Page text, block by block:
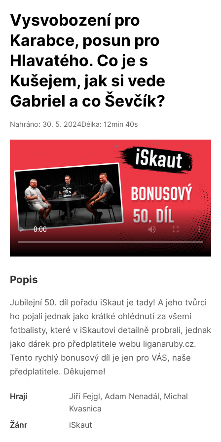
Vysvobození pro
Karabce, posun pro
Hlavatého. Co je s
Kušejem, jak si vede
Gabriel a co Ševčík?
Nahráno: 30. 5. 2024Délka: 12min 40s
Popis
Jubilejní 50. díl pořadu iSkaut je tady! A jeho tvůrci
ho pojali jednak jako krátké ohlédnutí za všemi
fotbalisty, které v iSkautovi detailně probrali, jednak
jako dárek pro předplatitele webu liganaruby.cz.
Tento rychlý bonusový díl je jen pro VÁS, naše
předplatitele. Děkujeme!
Hrají
Jiří Fejgl, Adam Nenadál, Michal
Kvasnica
Žánr
iSkaut